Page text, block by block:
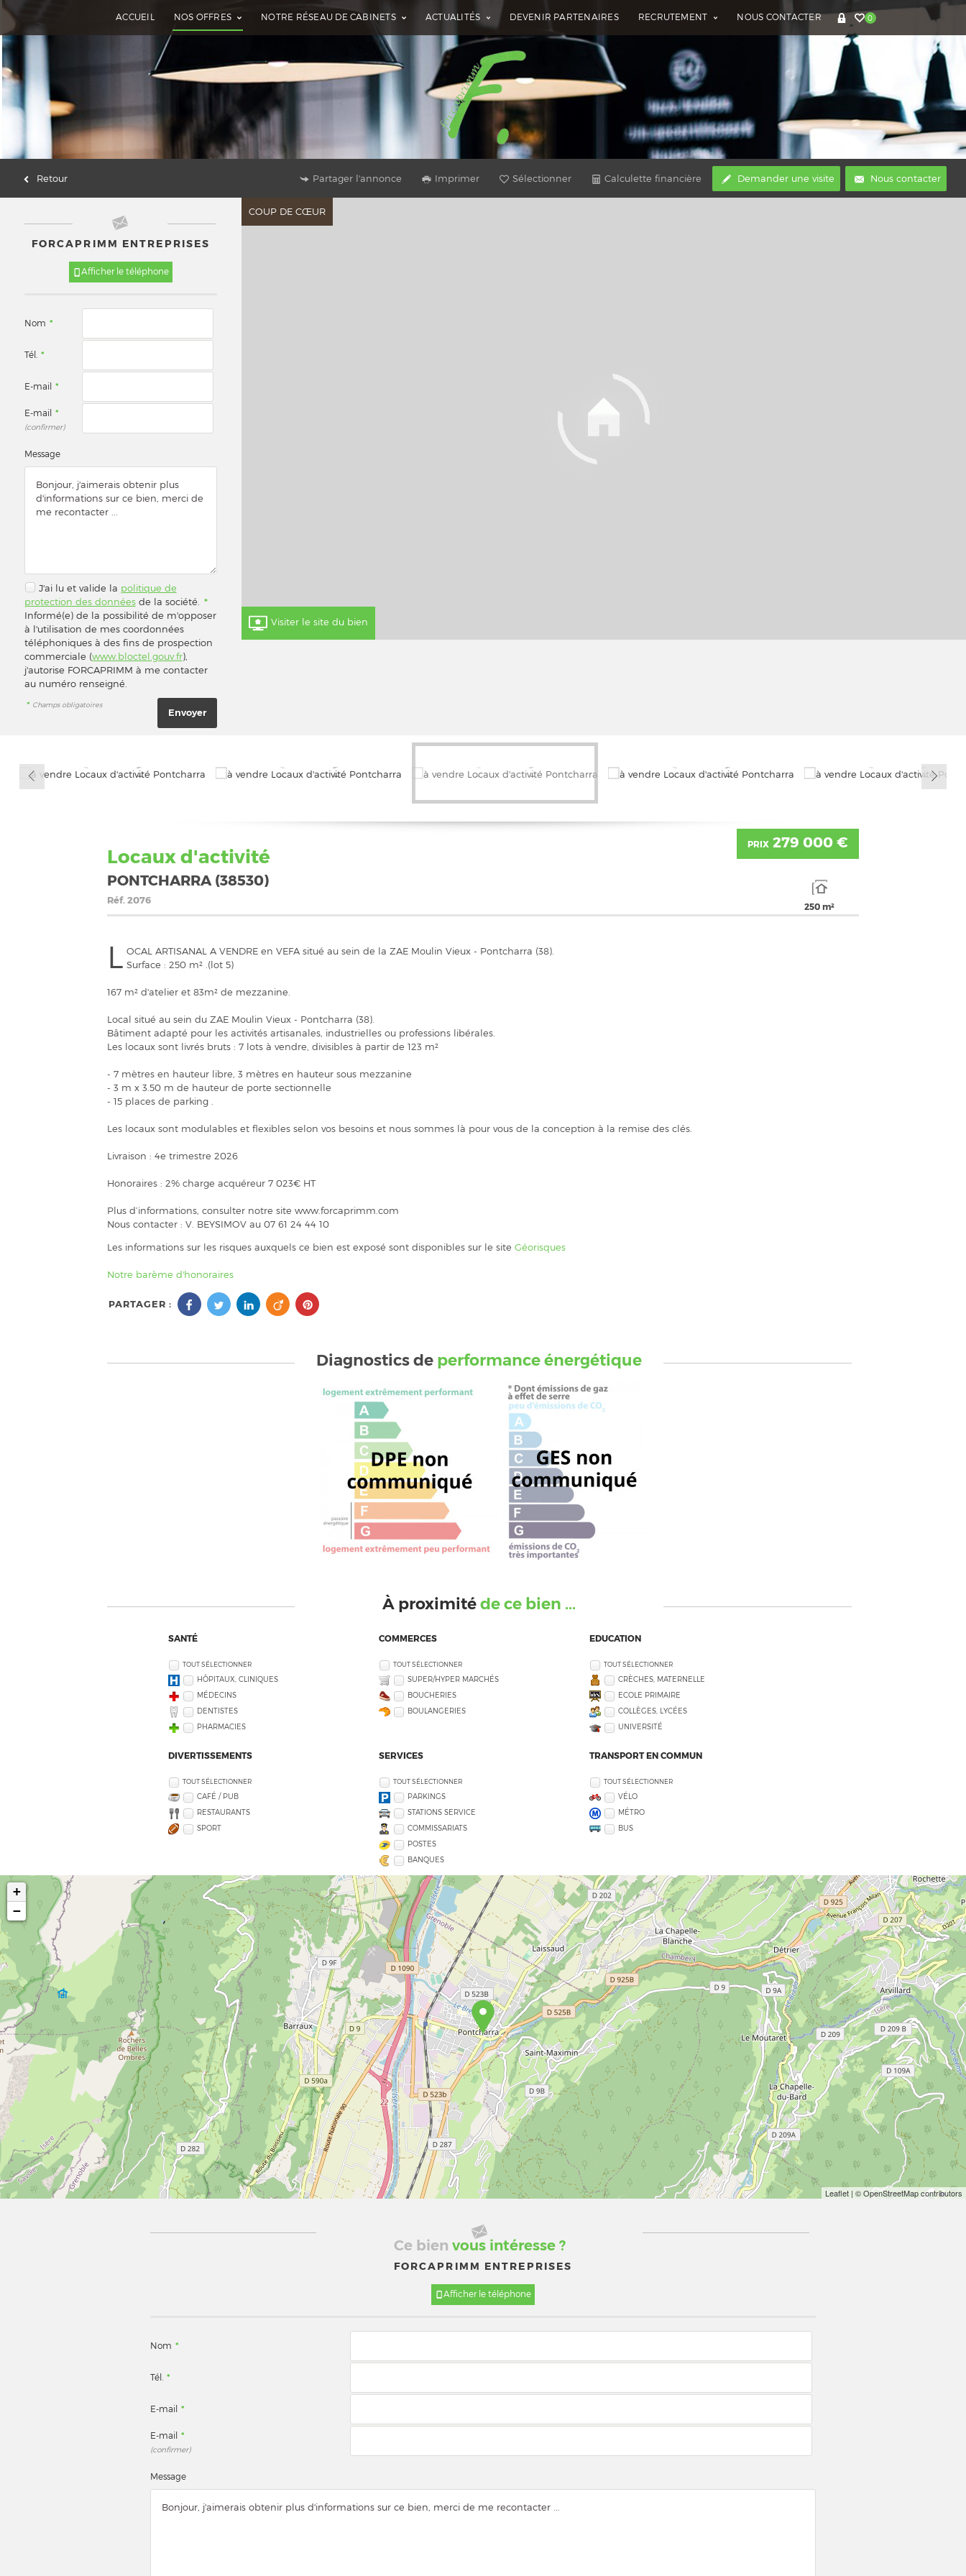
ACCUEIL NOS OFFRES NOTRE RÉSEAU DE CABINETS ACTUALITÉS DEVENIR PARTENAIRES RECRUTEMENT NOUS CONTACTER 0
Retour Partager l'annonce Imprimer Sélectionner Calculette financière Demander une visite Nous contacter
FORCAPRIMM ENTREPRISES
Afficher le téléphone
Nom *
Tél. *
E-mail *
E-mail *
(confirmer)
Message
J'ai lu et valide la politique de
protection des donnéesde la société. *
Informé(e) de la possibilité de m'opposer
à l'utilisation de mes coordonnées
téléphoniques à des fins de prospection
commerciale (www.bloctel.gouv.fr),
j'autorise FORCAPRIMM à me contacter
au numéro renseigné.
* Champs obligatoires
COUP DE CŒUR
Visiter le site du bien
PRIX 279 000 €
Locaux d'activité
PONTCHARRA (38530)
Réf.2076
250 m²
L OCAL ARTISANAL A VENDRE en VEFA situé au sein de la ZAE Moulin Vieux - Pontcharra (38).
Surface : 250 m² .(lot 5)
167 m² d'atelier et 83m² de mezzanine.
Local situé au sein du ZAE Moulin Vieux - Pontcharra (38).
Bâtiment adapté pour les activités artisanales, industrielles ou professions libérales.
Les locaux sont livrés bruts : 7 lots à vendre, divisibles à partir de 123 m²
- 7 mètres en hauteur libre, 3 mètres en hauteur sous mezzanine
- 3 m x 3.50 m de hauteur de porte sectionnelle
- 15 places de parking .
Les locaux sont modulables et flexibles selon vos besoins et nous sommes là pour vous de la conception à la remise des clés.
Livraison : 4e trimestre 2026
Honoraires : 2% charge acquéreur 7 023€ HT
Plus d’informations, consulter notre site www.forcaprimm.com
Nous contacter : V. BEYSIMOV au 07 61 24 44 10
Les informations sur les risques auxquels ce bien est exposé sont disponibles sur le site Géorisques
Notre barème d'honoraires
PARTAGER :
Diagnostics de performance énergétique
À proximitéde ce bien ...
SANTÉ
TOUT SÉLECTIONNER
HÔPITAUX, CLINIQUES
MÉDECINS
DENTISTES
PHARMACIES
COMMERCES
TOUT SÉLECTIONNER
SUPER/HYPER MARCHÉS
BOUCHERIES
BOULANGERIES
EDUCATION
TOUT SÉLECTIONNER
CRÈCHES, MATERNELLE
ECOLE PRIMAIRE
COLLÈGES, LYCÉES
UNIVERSITÉ
DIVERTISSEMENTS
TOUT SÉLECTIONNER
CAFÉ / PUB
RESTAURANTS
SPORT
SERVICES
TOUT SÉLECTIONNER
PARKINGS
STATIONS SERVICE
COMMISSARIATS
POSTES
BANQUES
TRANSPORT EN COMMUN
TOUT SÉLECTIONNER
VÉLO
MÉTRO
BUS
+
−
Leaflet | © OpenStreetMap contributors
Ce bien vous intéresse ?
FORCAPRIMM ENTREPRISES
Afficher le téléphone
Nom *
Tél. *
E-mail *
E-mail *
(confirmer)
Message